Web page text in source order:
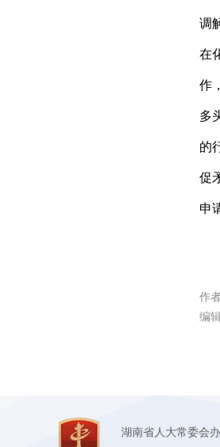
调
在
作
多
的
促
申
作
编
湖南省人大常委会